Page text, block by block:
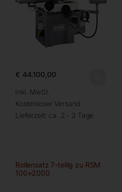
€ 44.100,00
inkl. MwSt.
Kostenloser Versand
Lieferzeit: ca. 2 - 3 Tage
Rollensatz 7-teilig zu RSM
100×2000